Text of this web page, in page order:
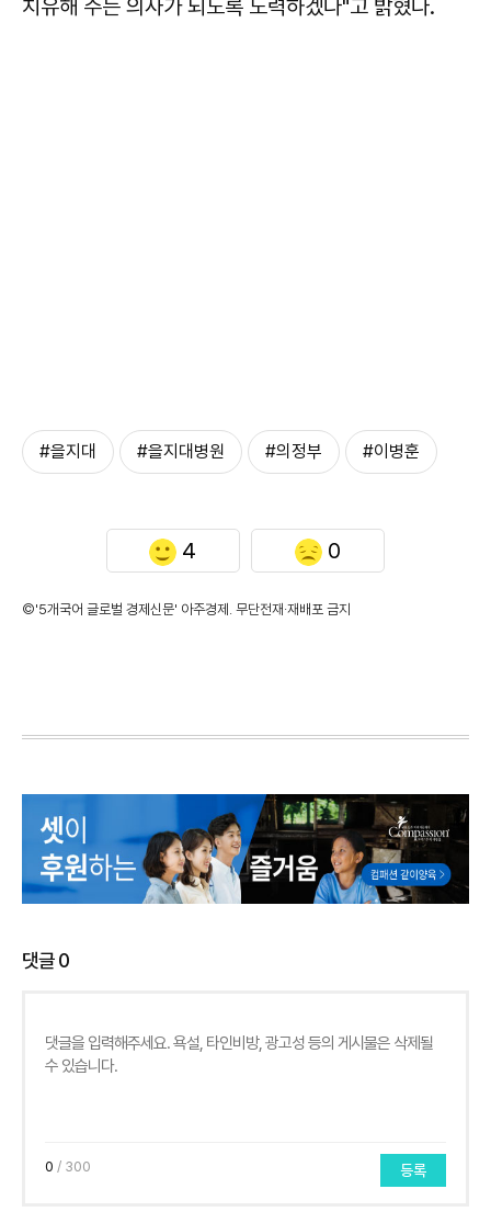
치유해 주는 의사가 되도록 노력하겠다"고 밝혔다.
#을지대 #을지대병원 #의정부 #이병훈
4 0
©'5개국어 글로벌 경제신문' 아주경제. 무단전재·재배포 금지
댓글0
0 / 300 등록